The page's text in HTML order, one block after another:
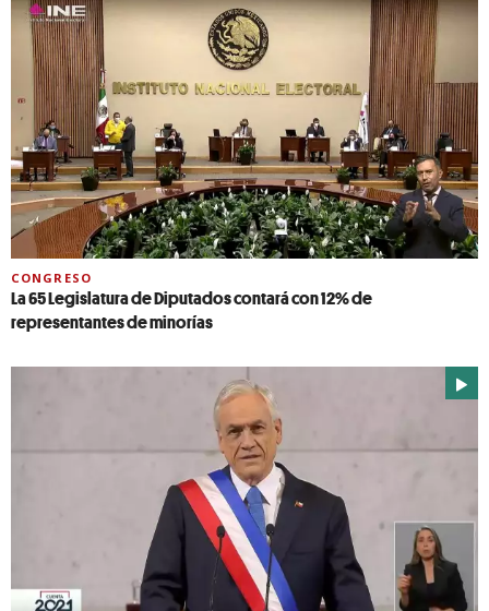
CONGRESO
La 65 Legislatura de Diputados contará con 12% de
representantes de minorías